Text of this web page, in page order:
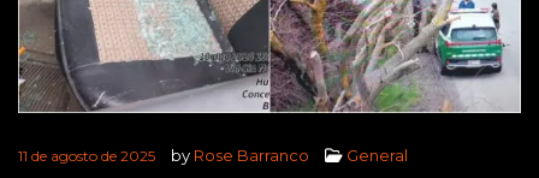
11 de agosto de 2025 by Rose Barranco General